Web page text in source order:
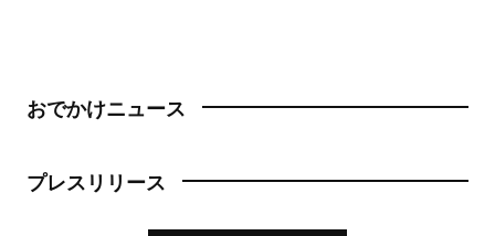
おでかけニュース
プレスリリース